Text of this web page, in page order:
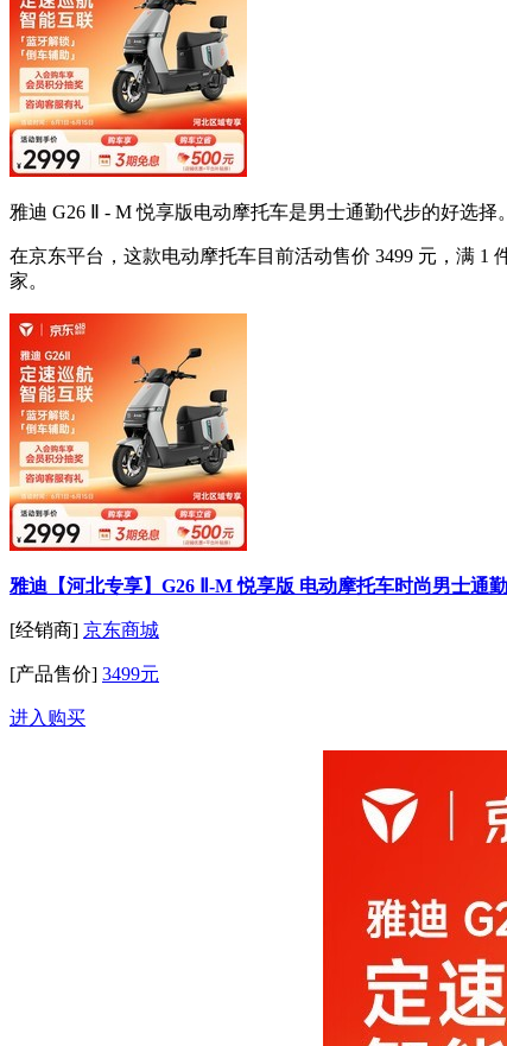
雅迪 G26 Ⅱ - M 悦享版电动摩托车是男士通勤代步的好选
在京东平台，这款电动摩托车目前活动售价 3499 元，满 1
家。
雅迪【河北专享】G26 Ⅱ-M 悦享版 电动摩托车时尚男士通
[经销商] 京东商城
[产品售价] 3499元
进入购买